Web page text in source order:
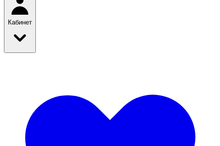
Кабинет